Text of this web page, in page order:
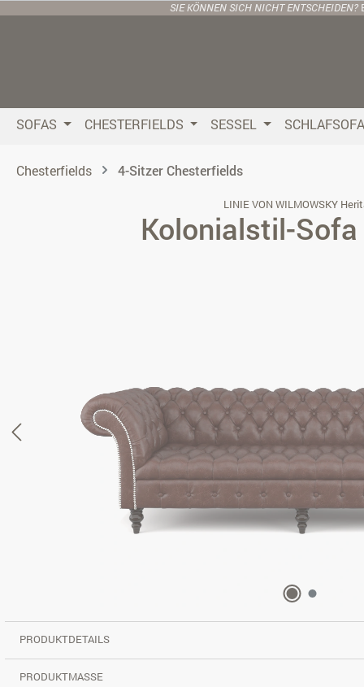
Hauptinhalt springen
Zur Suche springen
Zur Hauptnavigation springen
SIE KÖNNEN SICH NICHT ENTSCHEIDEN?
SOFAS CHESTERFIELDS SESSEL
Chesterfields 4-Sitzer Chesterfields
LINIE VON WILMOWSKY
Kolonialstil-
PRODUKTDETAILS
PRODUKTMASSE